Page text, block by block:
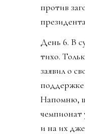
против
День 6. В
тихо.
заявил о
Напомню,
чемпионат
и на их